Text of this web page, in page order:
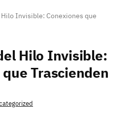
Invisible: Conexiones que
Hilo Invisible:
Trascienden